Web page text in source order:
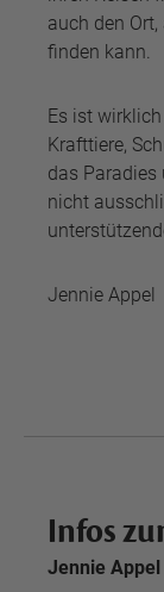
auch den
finden kann.
Es ist
Krafttiere,
das Paradies
nicht
Jennie Appel
Infos
Jennie Appel